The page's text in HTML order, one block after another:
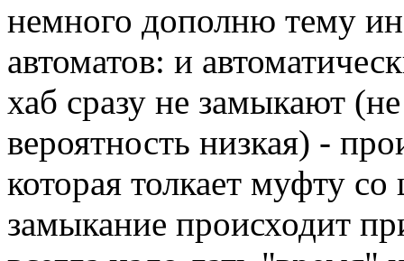
немного дополню тему
автоматов: и
хаб сразу не замыкают
вероятность низкая) -
которая толкает муфту
замыкание происходит